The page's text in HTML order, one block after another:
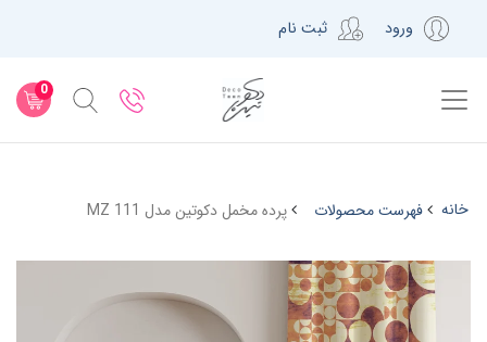
ورود ثبت نام
0
خانه فهرست محصولات پرده مخمل دکوتین مدل MZ 111